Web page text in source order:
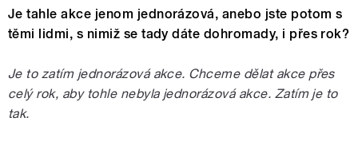
Je tahle akce jenom jednorázová, anebo jste potom s
těmi lidmi, s nimiž se tady dáte dohromady, i přes rok?
Je to zatím jednorázová akce. Chceme dělat akce přes
celý rok, aby tohle nebyla jednorázová akce. Zatím je to
tak.